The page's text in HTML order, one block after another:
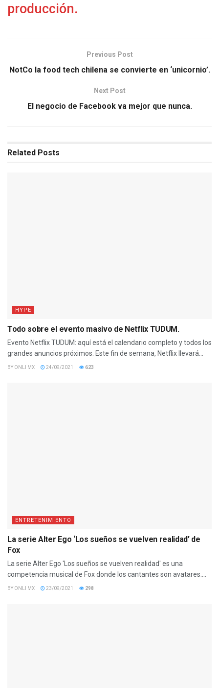
producción.
Previous Post
NotCo la food tech chilena se convierte en ‘unicornio’.
Next Post
El negocio de Facebook va mejor que nunca.
Related Posts
HYPE
Todo sobre el evento masivo de Netflix TUDUM.
Evento Netflix TUDUM: aquí está el calendario completo y todos los
grandes anuncios próximos. Este fin de semana, Netflix llevará...
BY ONLI MX 24/09/2021 623
ENTRETENIMIENTO
La serie Alter Ego ‘Los sueños se vuelven realidad’ de
Fox
La serie Alter Ego 'Los sueños se vuelven realidad' es una
competencia musical de Fox donde los cantantes son avatares....
BY ONLI MX 23/09/2021 298